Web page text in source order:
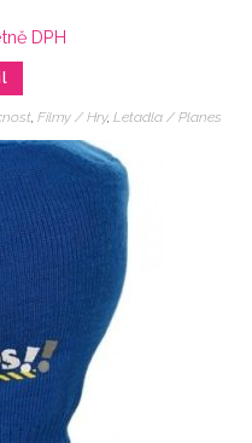
DPH
, Filmy / Hry, Letadla / Planes